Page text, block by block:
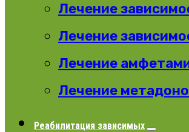
Лечение
Лечение
Лечение
Лечение
Реабилитация зависимых